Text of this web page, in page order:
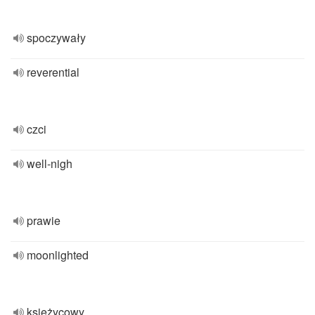
spoczywały
reverential
czci
well-nigh
prawie
moonlighted